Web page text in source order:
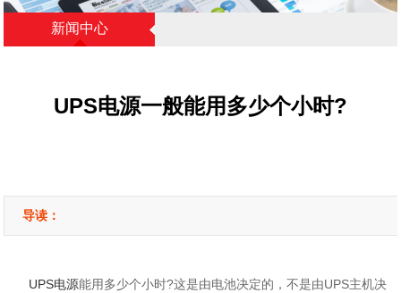
新闻中心
UPS电源一般能用多少个小时?
导读：
UPS电源能用多少个小时?这是由电池决定的，不是由UPS主机决